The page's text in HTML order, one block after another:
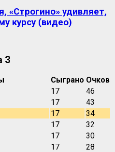
«Строгино» удивляет,
курсу (видео)
3
Сыграно Очков
17
46
17
43
17
34
17
32
17
30
17
28